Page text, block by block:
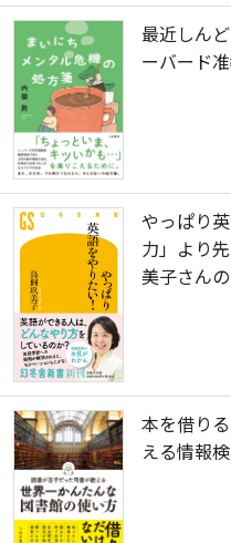
最近しん
ーバード
やっぱり
力」より
美子さん
本を借り
える情報